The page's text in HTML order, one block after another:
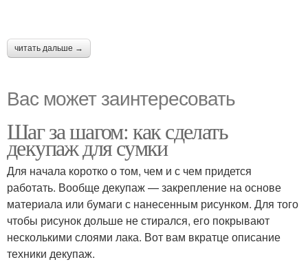
читать дальше →
Вас может заинтересовать
Шаг за шагом: как сделать
декупаж для сумки
Для начала коротко о том, чем и с чем придется
работать. Вообще декупаж — закрепление на основе
материала или бумаги с нанесенным рисунком. Для того
чтобы рисунок дольше не стирался, его покрывают
несколькими слоями лака. Вот вам вкратце описание
техники декупаж.